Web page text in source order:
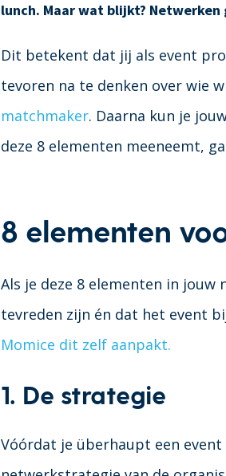
lunch. Maar wat blijkt?
Dit betekent dat jij als event
tevoren na te denken over wie
matchmaker. Daarna kun je
deze 8 elementen meeneemt,
8 elementen
Als je deze 8 elementen in
tevreden zijn én dat het event
Momice dit zelf aanpakt.
1. De strategie
Vóórdat je überhaupt een